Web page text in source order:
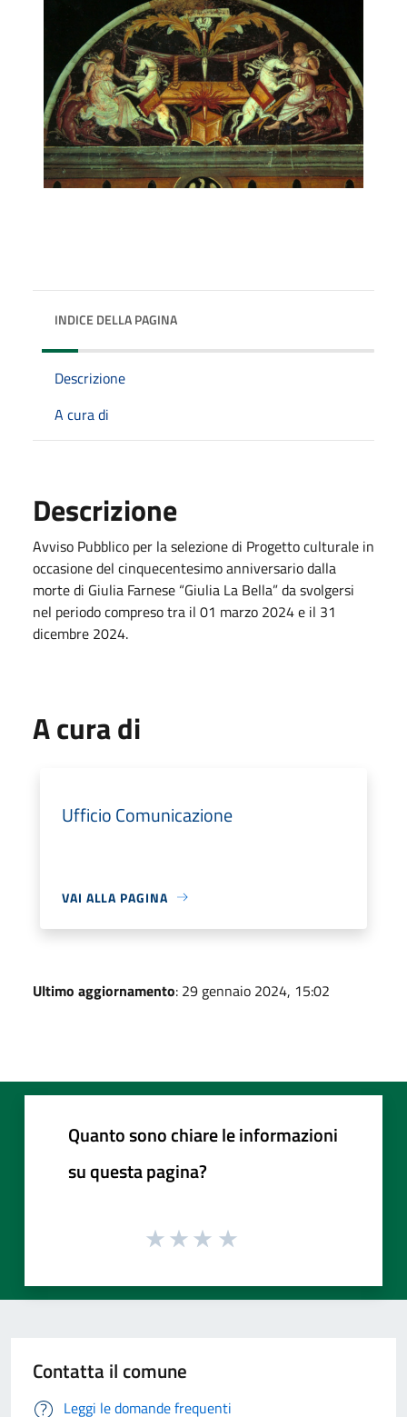
INDICE DELLA PAGINA
Descrizione
A cura di
Descrizione
Avviso Pubblico per la selezione di Progetto culturale in
occasione del cinquecentesimo anniversario dalla
morte di Giulia Farnese “Giulia La Bella” da svolgersi
nel periodo compreso tra il 01 marzo 2024 e il 31
dicembre 2024.
A cura di
Ufficio Comunicazione
VAI ALLA PAGINA
Ultimo aggiornamento: 29 gennaio 2024, 15:02
Quanto sono chiare le informazioni
su questa pagina?
Contatta il comune
Leggi le domande frequenti